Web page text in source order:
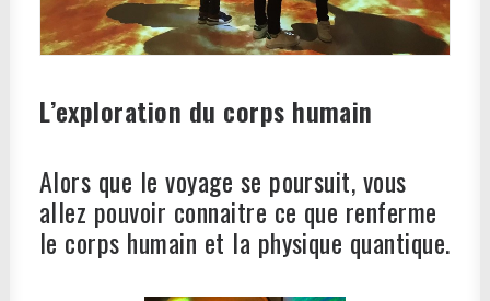
L’exploration du corps humain
Alors que le voyage se poursuit, vous
allez pouvoir connaitre ce que renferme
le corps humain et la physique quantique.